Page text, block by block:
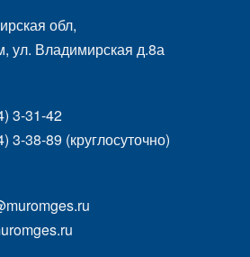
обл,
ул. Владимирская д.8а
3-31-42
3-38-89 (круглосуточно)